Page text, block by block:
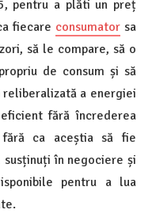
pentru a plăti un preț
fiecare consumator sa
să le compare, să o
de consum și să
reliberalizată a energiei
fără încrederea
fără ca aceștia să fie
în negociere și
pentru a lua